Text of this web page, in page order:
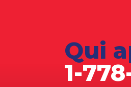
Agriculture
Arriérés en
Biens de
Qui
1-